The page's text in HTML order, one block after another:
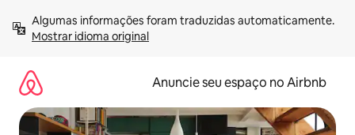
para
Mostrar idioma original
Anuncie seu espaço no Airbnb